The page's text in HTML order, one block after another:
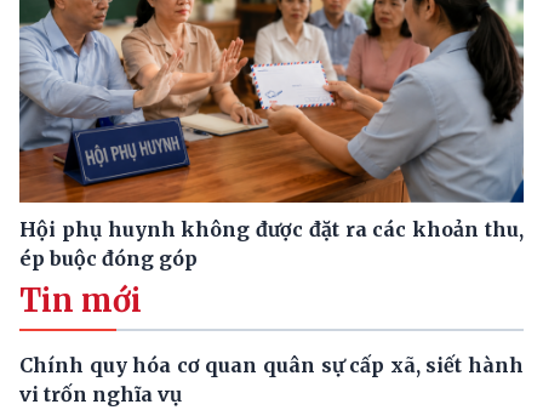
Hội phụ huynh không được đặt ra các khoản thu,
ép buộc đóng góp
Tin mới
Chính quy hóa cơ quan quân sự cấp xã, siết hành
vi trốn nghĩa vụ